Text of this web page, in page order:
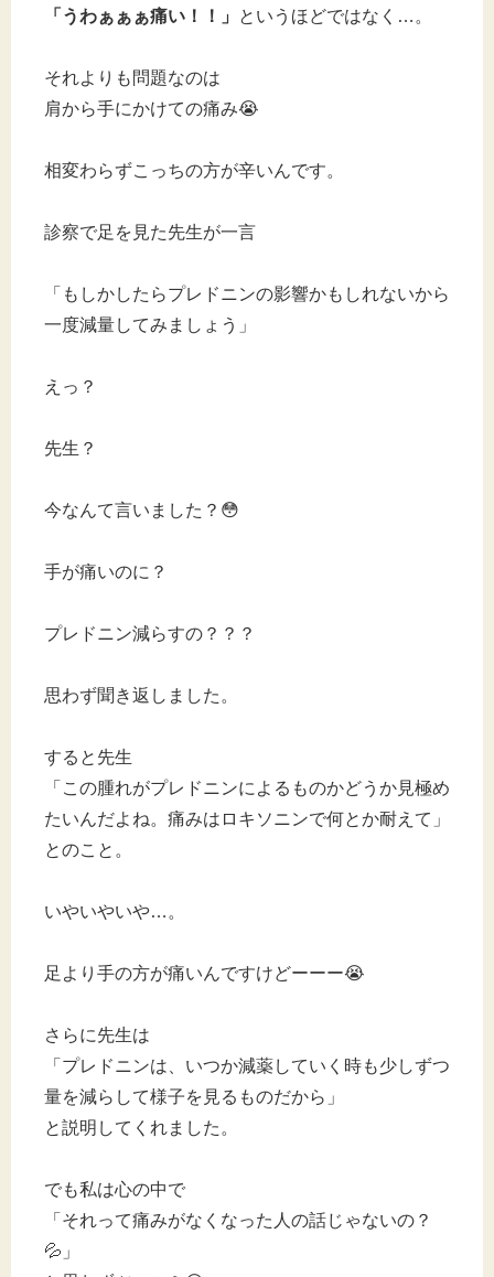
「うわぁぁぁ痛い！！」 というほどではなく…。
それよりも問題なのは
肩から手にかけての痛み😭
相変わらずこっちの方が辛いんです。
診察で足を見た先生が一言
「もしかしたらプレドニンの影響かもしれないから
一度減量してみましょう」
えっ？
先生？
今なんて言いました？😳
手が痛いのに？
プレドニン減らすの？？？
思わず聞き返しました。
すると先生
「この腫れがプレドニンによるものかどうか見極め
たいんだよね。痛みはロキソニンで何とか耐えて」
とのこと。
いやいやいや…。
足より手の方が痛いんですけどーーー😭
さらに先生は
「プレドニンは、いつか減薬していく時も少しずつ
量を減らして様子を見るものだから」
と説明してくれました。
でも私は心の中で
「それって痛みがなくなった人の話じゃないの？
💦」